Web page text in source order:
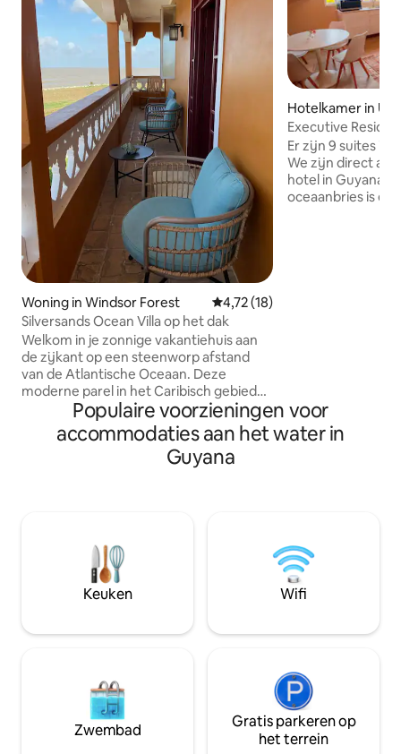
Woning in Windsor Forest Gemiddelde beoordeling van
4,72 (18)
Silversands Ocean Villa op het dak
Welkom in je zonnige vakantiehuis aan
de zijkant op een steenworp afstand
van de Atlantische Oceaan. Deze
moderne parel in het Caribisch gebied
stelt je in staat om achterover te leunen,
te ontspannen en tot rust te komen
vanaf onze schommelstoelen op het
balkon, een gezellige woonkamer of
markten. Dit is het perfecte uitje, of je
nu van plan bent om tijd door te
brengen in je geboortestad of Guyana
voor het eerst te ervaren. Geniet van
Hotelkamer in
Executive
de oceaan
Er zijn 9 suites in
We zijn direct
hotel in Guyana is
oceaanbries is
Populaire voorzieningen voor
accommodaties aan het water in
Guyana
Keuken Wifi
Zwembad
Gratis parkeren op
het terrein